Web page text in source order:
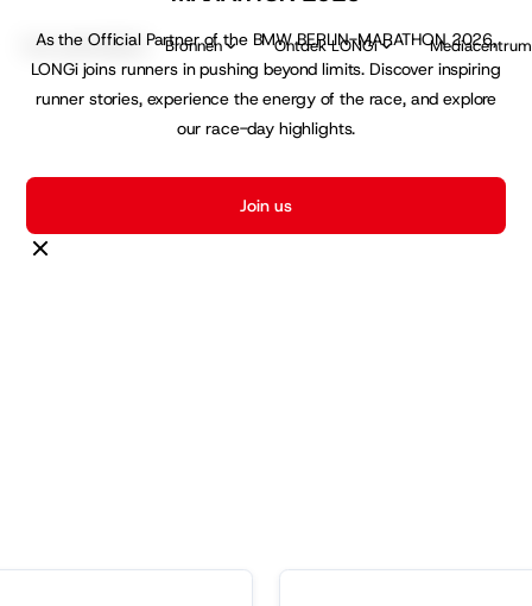
Voor particulieren Bronnen Ontdek LONGi Mediacentrum
As the Official Partner of the BMW BERLIN-MARATHON 2026,
LONGi joins runners in pushing beyond limits. Discover inspiring
runner stories, experience the energy of the race, and explore
our race-day highlights.
Join us